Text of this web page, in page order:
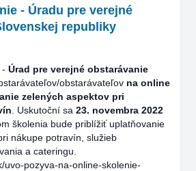
- Úradu pre verejné
republiky
Úrad pre verejné obstarávanie
obstarávateľov na online
zelených aspektov pri
. Uskutoční sa 23. novembra 2022
školenia bude priblížiť uplatňovanie
nákupe potravín, služieb
a cateringu.
uvo-pozyva-na-online-skolenie-